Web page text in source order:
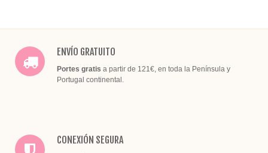
ENVÍO GRATUITO
Portes gratis a partir de 121€, en toda la Península y
Portugal continental.
CONEXIÓN SEGURA